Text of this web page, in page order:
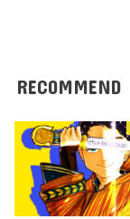
RECOMMEND